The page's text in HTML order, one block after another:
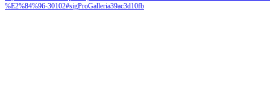
%E2%84%96-30102#sigProGalleria39ac3d10fb